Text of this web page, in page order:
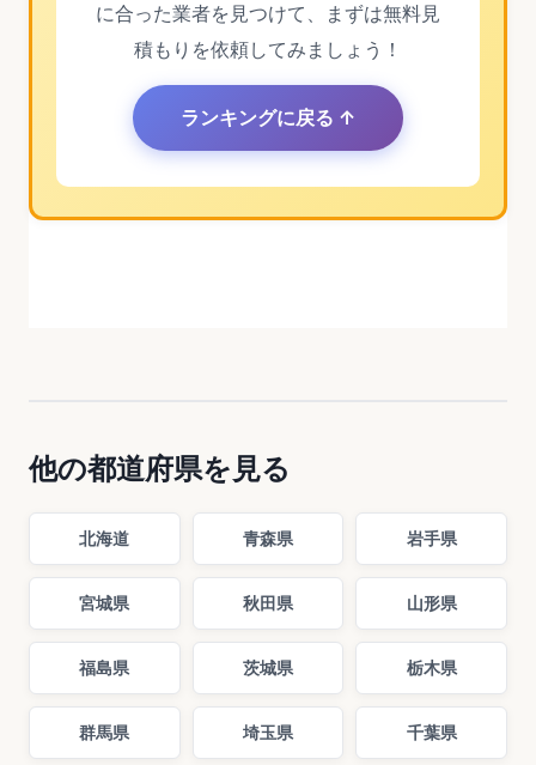
に合った業者を見つけて、まずは無料見
積もりを依頼してみましょう！
ランキングに戻る ↑
他の都道府県を見る
北海道 青森県 岩手県
宮城県 秋田県 山形県
福島県 茨城県 栃木県
群馬県 埼玉県 千葉県